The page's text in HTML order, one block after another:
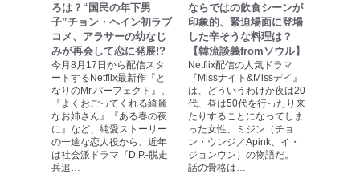
ろは？“国民の年下男
子”チョン・ヘイン初ラブ
コメ、アラサーの幼なじ
みが再会して恋に発展!?
今月8月17日から配信スタ
ートするNetflix最新作『と
なりのMr.パーフェクト』。
『よくおごってくれる綺麗
なお姉さん』『ある春の夜
に』など、純愛ストーリー
の一途な恋人役から、近年
は社会派ドラマ『D.P.-脱走
兵追…
ならではの飲食シーンが
印象的、緊迫場面に登場
した辛そうな料理は？
【韓流談義fromソウル】
Netflix配信の人気ドラマ
『Missナイト&Missデイ』
は、どういうわけか夜は20
代、昼は50代を行ったり来
たりすることになってしま
った女性、ミジン（チョ
ン・ウンジ／Apink、イ・
ジョンウン）の物語だ。
話の骨格は…